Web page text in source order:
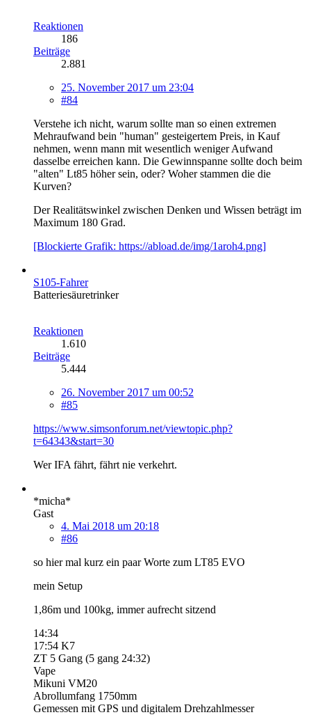
Reaktionen
186
Beiträge
2.881
25. November 2017 um 23:04
#84
Verstehe ich nicht, warum sollte man so einen extremen
Mehraufwand bein "human" gesteigertem Preis, in Kauf
nehmen, wenn mann mit wesentlich weniger Aufwand
dasselbe erreichen kann. Die Gewinnspanne sollte doch beim
"alten" Lt85 höher sein, oder? Woher stammen die die
Kurven?
Der Realitätswinkel zwischen Denken und Wissen beträgt im
Maximum 180 Grad.
[Blockierte Grafik: https://abload.de/img/1aroh4.png]
S105-Fahrer
Batteriesäuretrinker
Reaktionen
1.610
Beiträge
5.444
26. November 2017 um 00:52
#85
https://www.simsonforum.net/viewtopic.php?
t=64343&start=30
Wer IFA fährt, fährt nie verkehrt.
*micha*
Gast
4. Mai 2018 um 20:18
#86
so hier mal kurz ein paar Worte zum LT85 EVO
mein Setup
1,86m und 100kg, immer aufrecht sitzend
14:34
17:54 K7
ZT 5 Gang (5 gang 24:32)
Vape
Mikuni VM20
Abrollumfang 1750mm
Gemessen mit GPS und digitalem Drehzahlmesser